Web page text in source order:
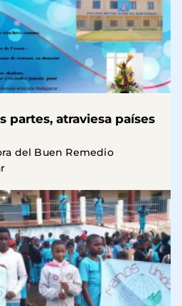
partes, atraviesa países
del Buen Remedio